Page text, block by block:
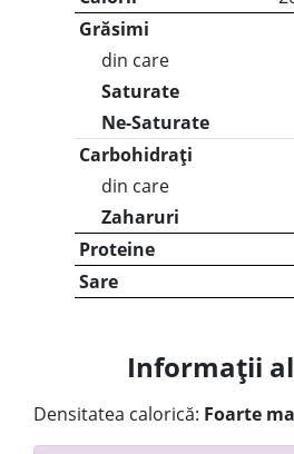
Grăsimi
din care
Saturate
Ne-Saturate
Carbohidrați
din care
Zaharuri
Proteine
Sare
Informații
Densitatea calorică: Foarte